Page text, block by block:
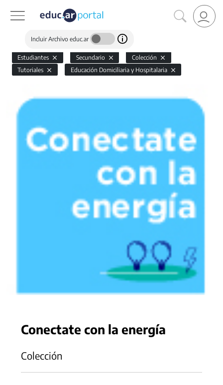
Incluir Archivo educ.ar
Estudiantes Secundario
Colección
Tutoriales
Educación Domiciliaria y Hospitalaria
Conectate con la energía
Colección